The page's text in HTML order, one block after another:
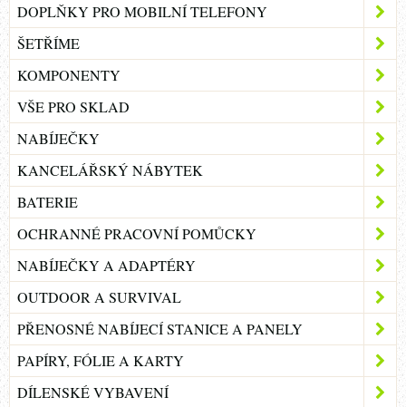
DOPLŇKY PRO MOBILNÍ TELEFONY
ŠETŘÍME
KOMPONENTY
VŠE PRO SKLAD
NABÍJEČKY
KANCELÁŘSKÝ NÁBYTEK
BATERIE
OCHRANNÉ PRACOVNÍ POMŮCKY
NABÍJEČKY A ADAPTÉRY
OUTDOOR A SURVIVAL
PŘENOSNÉ NABÍJECÍ STANICE A PANELY
PAPÍRY, FÓLIE A KARTY
DÍLENSKÉ VYBAVENÍ